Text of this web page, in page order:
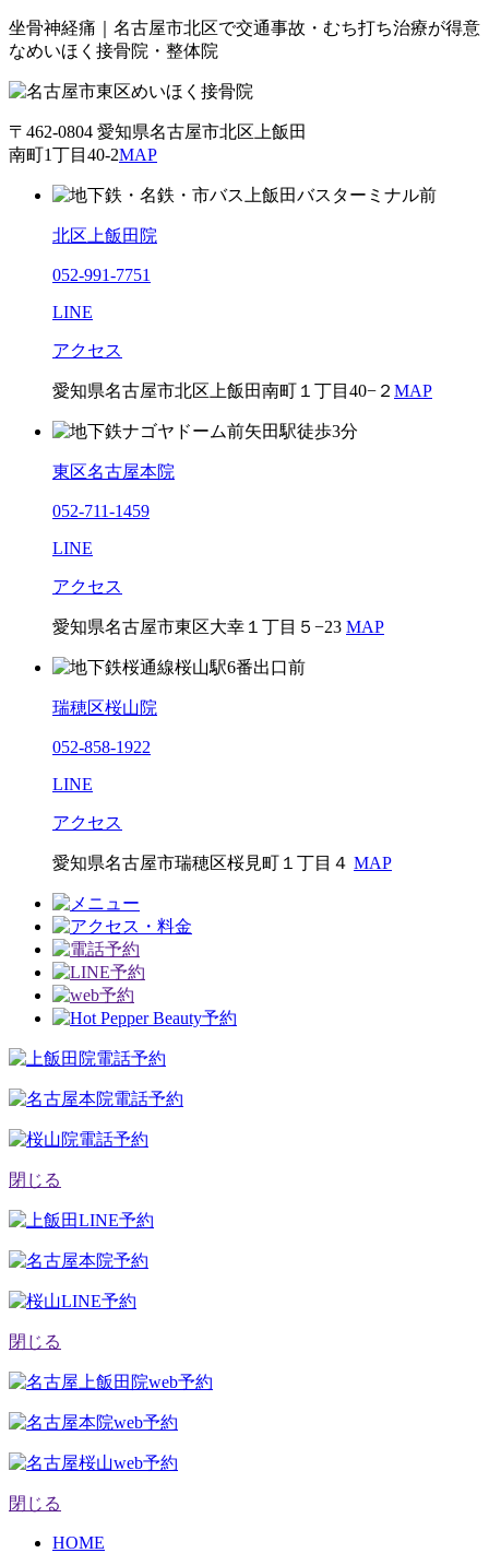
坐骨神経痛｜名古屋市北区で交通事故・むち打ち治療が得意
なめいほく接骨院・整体院
〒462-0804 愛知県名古屋市北区上飯田
南町1丁目40-2MAP
北区上飯田院
052-991-7751
LINE
アクセス
愛知県名古屋市北区上飯田南町１丁目40−２ MAP
東区名古屋本院
052-711-1459
LINE
アクセス
愛知県名古屋市東区大幸１丁目５−23 MAP
瑞穂区桜山院
052-858-1922
LINE
アクセス
愛知県名古屋市瑞穂区桜見町１丁目４ MAP
閉じる
閉じる
閉じる
HOME